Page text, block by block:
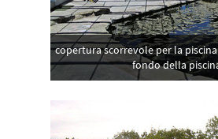
copertura scorrevole per la
fondo della